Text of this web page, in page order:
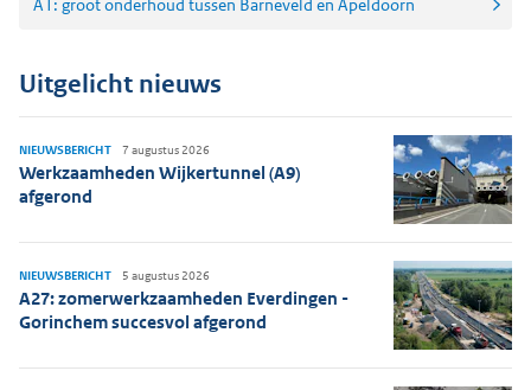
A1: groot onderhoud tussen Barneveld en Apeldoorn
Uitgelicht nieuws
Werkzaamheden Wijkertunnel (A9)
afgerond
NIEUWSBERICHT 7 augustus 2026
A27: zomerwerkzaamheden Everdingen -
Gorinchem succesvol afgerond
NIEUWSBERICHT 5 augustus 2026